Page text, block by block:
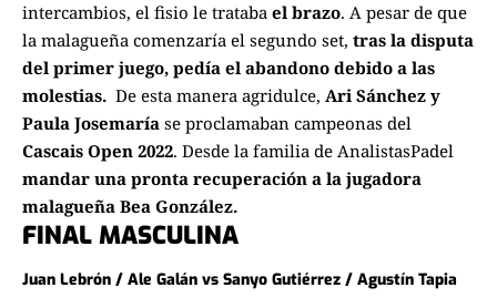
intercambios, el fisio le trataba el brazo. A pesar de que
la malagueña comenzaría el segundo set, tras la disputa
del primer juego, pedía el abandono debido a las
molestias. De esta manera agridulce, Ari Sánchez y
Paula Josemaría se proclamaban campeonas del
Cascais Open 2022. Desde la familia de AnalistasPadel
mandar una pronta recuperación a la jugadora
malagueña Bea González.
FINAL MASCULINA
Juan Lebrón / Ale Galán vs Sanyo Gutiérrez / Agustín Tapia